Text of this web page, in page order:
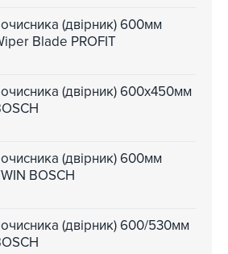
(двірник) 600мм
Blade PROFIT
(двірник) 600х450мм
(двірник) 600мм
BOSCH
(двірник) 600/530мм